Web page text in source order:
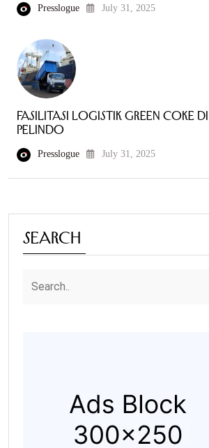
Presslogue July 31, 2025
Fasilitasi Logistik Green Coke di
Pelindo
Presslogue July 31, 2025
Search